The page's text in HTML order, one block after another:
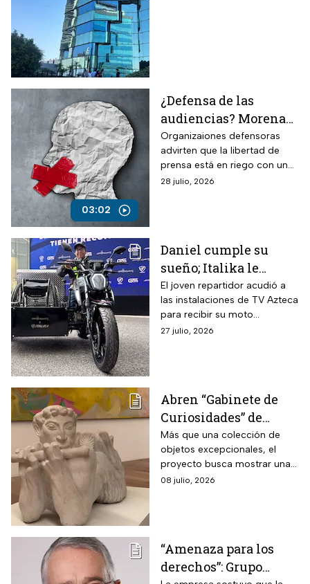
03:02
¿Defensa de las
audiencias? Morena
planea restringir la
libertad e expresión y
ampliar censura
Organizaiones defensoras
advirten que la libertad de
prensa está en riego con una
nueva ley sobre la supuesta
28 julio, 2026
Daniel cumple su
sueño; Italika le
regala una moto
adaptada para su silla
de ruedas “me
encanta su diseño”
El joven repartidor acudió a
las instalaciones de TV Azteca
para recibir su moto
adaptada; su historia se
27 julio, 2026
Abren “Gabinete de
Curiosidades” de
Ricardo y María Laura
Salinas con cerca de
300 piezas históricas
Más que una colección de
objetos excepcionales, el
proyecto busca mostrar una
forma de comprender la
08 julio, 2026
“Amenaza para los
derechos”: Grupo